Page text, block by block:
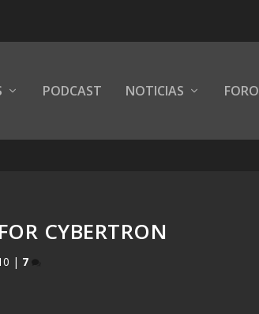
PODCAST NOTICIAS FORO
CYBERTRON
| 7